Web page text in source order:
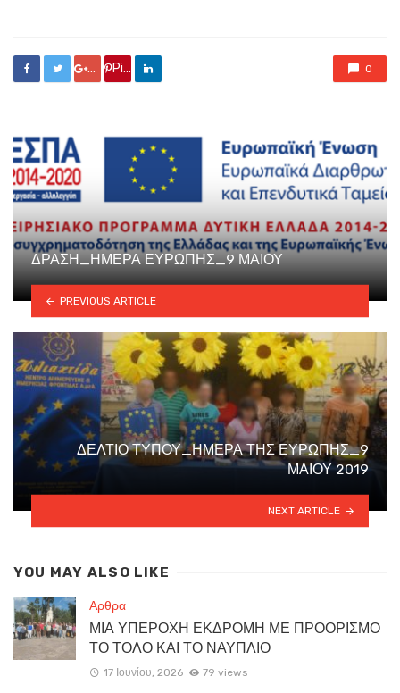
Google +
Pin it 0
ΔΡΑΣΗ_ΗΜΕΡΑ ΕΥΡΩΠΗΣ_9 ΜΑΙΟΥ
PREVIOUS ARTICLE
ΔΕΛΤΙΟ ΤΥΠΟΥ_ΗΜΕΡΑ ΤΗΣ ΕΥΡΩΠΗΣ_9
ΜΑΙΟΥ 2019
NEXT ARTICLE
YOU MAY ALSO LIKE
Αρθρα
ΜΙΑ ΥΠΕΡΟΧΗ ΕΚΔΡΟΜΗ ΜΕ ΠΡΟΟΡΙΣΜΟ
ΤΟ ΤΟΛΟ ΚΑΙ ΤΟ ΝΑΥΠΛΙΟ
17 Ιουνίου, 2026 79 views